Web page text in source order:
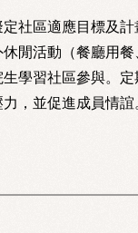
社區適應目標及
閒活動（餐廳用
學習社區參與。
，並促進成員情誼